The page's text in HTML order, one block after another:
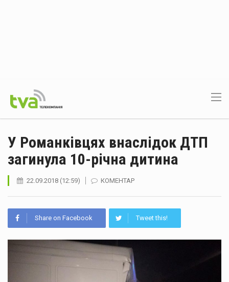
У Романківцях внаслідок ДТП
загинула 10-річна дитина
22.09.2018 (12:59) КОМЕНТАР
Share on Facebook Tweet this!